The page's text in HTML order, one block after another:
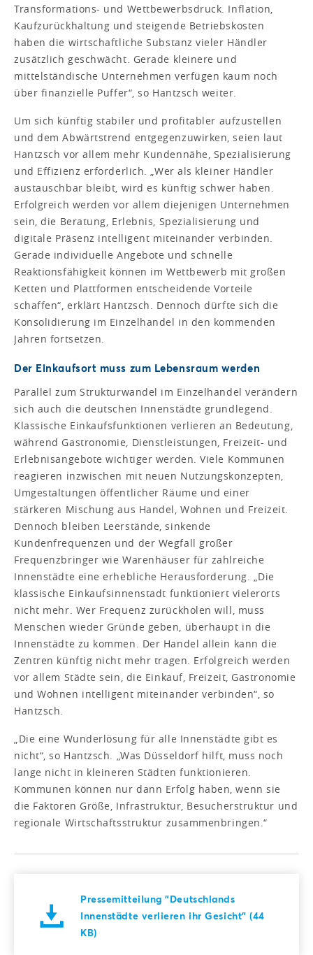
Transformations- und Wettbewerbsdruck. Inflation,
Kaufzurückhaltung und steigende Betriebskosten
haben die wirtschaftliche Substanz vieler Händler
zusätzlich geschwächt. Gerade kleinere und
mittelständische Unternehmen verfügen kaum noch
über finanzielle Puffer“, so Hantzsch weiter.
Um sich künftig stabiler und profitabler aufzustellen
und dem Abwärtstrend entgegenzuwirken, seien laut
Hantzsch vor allem mehr Kundennähe, Spezialisierung
und Effizienz erforderlich. „Wer als kleiner Händler
austauschbar bleibt, wird es künftig schwer haben.
Erfolgreich werden vor allem diejenigen Unternehmen
sein, die Beratung, Erlebnis, Spezialisierung und
digitale Präsenz intelligent miteinander verbinden.
Gerade individuelle Angebote und schnelle
Reaktionsfähigkeit können im Wettbewerb mit großen
Ketten und Plattformen entscheidende Vorteile
schaffen“, erklärt Hantzsch. Dennoch dürfte sich die
Konsolidierung im Einzelhandel in den kommenden
Jahren fortsetzen.
Der Einkaufsort muss zum Lebensraum werden
Parallel zum Strukturwandel im Einzelhandel verändern
sich auch die deutschen Innenstädte grundlegend.
Klassische Einkaufsfunktionen verlieren an Bedeutung,
während Gastronomie, Dienstleistungen, Freizeit- und
Erlebnisangebote wichtiger werden. Viele Kommunen
reagieren inzwischen mit neuen Nutzungskonzepten,
Umgestaltungen öffentlicher Räume und einer
stärkeren Mischung aus Handel, Wohnen und Freizeit.
Dennoch bleiben Leerstände, sinkende
Kundenfrequenzen und der Wegfall großer
Frequenzbringer wie Warenhäuser für zahlreiche
Innenstädte eine erhebliche Herausforderung. „Die
klassische Einkaufsinnenstadt funktioniert vielerorts
nicht mehr. Wer Frequenz zurückholen will, muss
Menschen wieder Gründe geben, überhaupt in die
Innenstädte zu kommen. Der Handel allein kann die
Zentren künftig nicht mehr tragen. Erfolgreich werden
vor allem Städte sein, die Einkauf, Freizeit, Gastronomie
und Wohnen intelligent miteinander verbinden“, so
Hantzsch.
„Die eine Wunderlösung für alle Innenstädte gibt es
nicht“, so Hantzsch. „Was Düsseldorf hilft, muss noch
lange nicht in kleineren Städten funktionieren.
Kommunen können nur dann Erfolg haben, wenn sie
die Faktoren Größe, Infrastruktur, Besucherstruktur und
regionale Wirtschaftsstruktur zusammenbringen.“
Pressemitteilung "Deutschlands
Innenstädte verlieren ihr Gesicht" (44
KB)